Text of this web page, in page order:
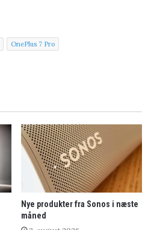
OnePlus 7 Pro
Nye produkter fra Sonos i næste
måned